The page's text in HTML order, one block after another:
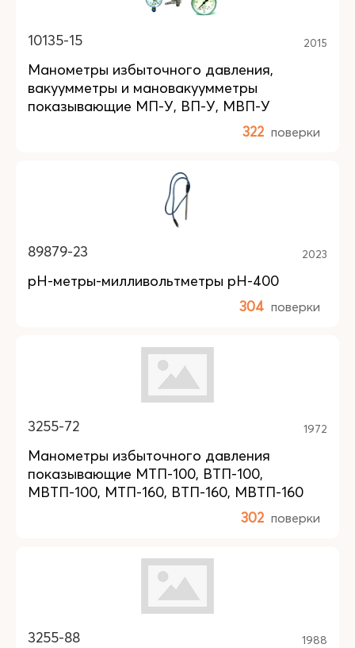
10135-15 2015
Манометры избыточного давления,
вакуумметры и мановакуумметры
показывающие МП-У, ВП-У, МВП-У
322 поверки
89879-23 2023
рН-метры-милливольтметры pH-400
304 поверки
3255-72 1972
Манометры избыточного давления
показывающие МТП-100, ВТП-100,
МВТП-100, МТП-160, ВТП-160, МВТП-160
302 поверки
3255-88 1988